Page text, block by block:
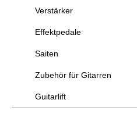
Verstärker
Effektpedale
Saiten
Zubehör für Gitarren
Guitarlift